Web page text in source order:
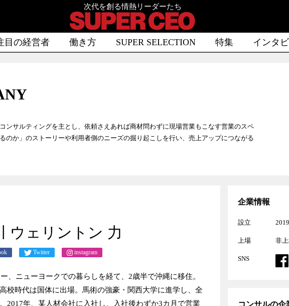
次代を創る情熱リーダーたち
目の経営者 働き方 SUPER SELECTION 特集 インタ
ンサルティングを主とし、依頼さえあれば商材問わずに現場営業もこなす営業のスペ
のか」のストーリーや利用者側のニーズの掘り起こしを行い、売上アップにつながる
ウェリントン 力
Twitter instagram
、ニューヨークでの暮らしを経て、2歳半で沖縄に移住。
校時代は国体に出場。馬術の強豪・関西大学に進学し、全
2017年、某人材会社に入社し、入社後わずか3カ月で営業
企業情報
設立
上場 非
SNS
コンサルの企